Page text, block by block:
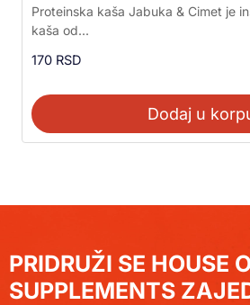
Ocenjeno sa
5.00
od 5
Proteinska kaša Jabuka & Cimet je
kaša od...
170 RSD
Dodaj u
PRIDRUŽI SE HOUSE
SUPPLEMENTS